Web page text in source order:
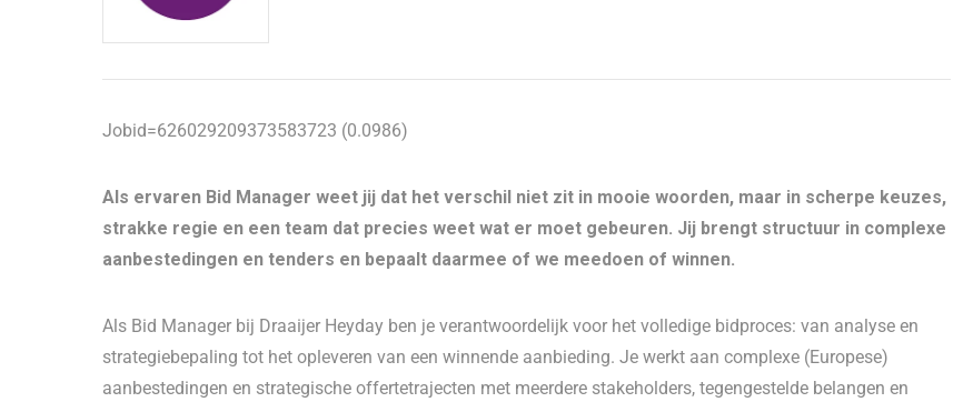
Jobid=626029209373583723 (0.0986)
Als ervaren Bid Manager weet jij dat het verschil niet zit in mooie woorden, maar in scherpe keuzes,
strakke regie en een team dat precies weet wat er moet gebeuren. Jij brengt structuur in complexe
aanbestedingen en tenders en bepaalt daarmee of we meedoen of winnen.
Als Bid Manager bij Draaijer Heyday ben je verantwoordelijk voor het volledige bidproces: van analyse en
strategiebepaling tot het opleveren van een winnende aanbieding. Je werkt aan complexe (Europese)
aanbestedingen en strategische offertetrajecten met meerdere stakeholders, tegengestelde belangen en